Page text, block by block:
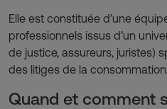
Elle est constituée d’une
professionnels issus d’un
de justice, assureurs, juristes)
des litiges de la consommation.
Quand et comment